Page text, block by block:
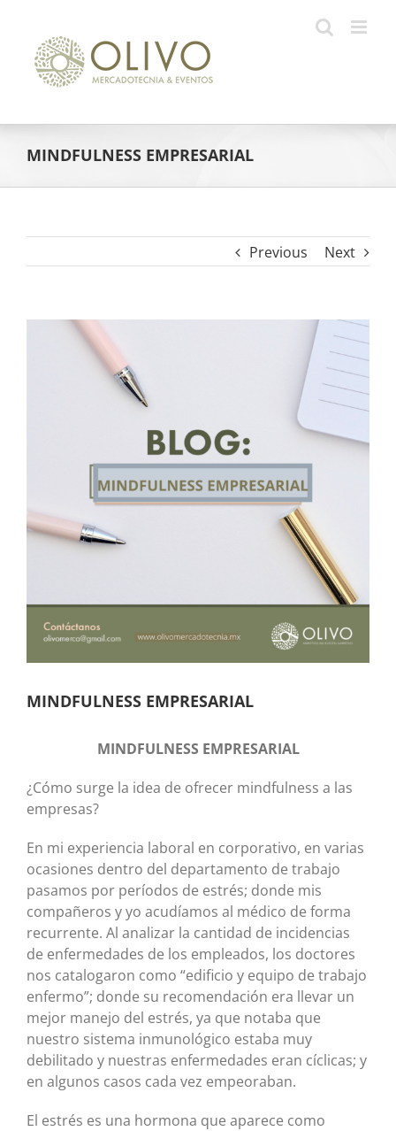
content
MINDFULNESS EMPRESARIAL
Previous Next
MINDFULNESS EMPRESARIAL
MINDFULNESS EMPRESARIAL
¿Cómo surge la idea de ofrecer mindfulness a las
empresas?
En mi experiencia laboral en corporativo, en varias
ocasiones dentro del departamento de trabajo
pasamos por períodos de estrés; donde mis
compañeros y yo acudíamos al médico de forma
recurrente. Al analizar la cantidad de incidencias
de enfermedades de los empleados, los doctores
nos catalogaron como “edificio y equipo de trabajo
enfermo”; donde su recomendación era llevar un
mejor manejo del estrés, ya que notaba que
nuestro sistema inmunológico estaba muy
debilitado y nuestras enfermedades eran cíclicas; y
en algunos casos cada vez empeoraban.
El estrés es una hormona que aparece como